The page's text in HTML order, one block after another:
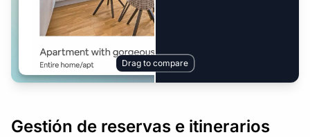
Drag to compare
Gestión de reservas e itinerarios